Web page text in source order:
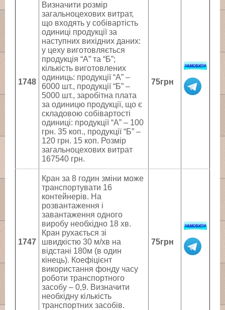
1748
Визначити розмір
загальноцехових витрат,
що входять у собівартість
одиниці продукції за
наступних вихідних даних:
у цеху виготовляється
продукція “А” та “Б”;
кількість виготовлених
одиниць: продукції “А” –
6000 шт., продукції “Б” –
5000 шт., заробітна плата
за одиницю продукції, що є
складовою собівартості
одиниці: продукції “А” – 100
грн. 35 коп., продукції “Б” –
120 грн. 15 коп. Розмір
загальноцехових витрат
167540 грн.
75грн
1747
Кран за 8 годин зміни може
транспортувати 16
контейнерів. На
розвантаження і
завантаження одного
виробу необхідно 18 хв.
Кран рухається зі
швидкістю 30 м/хв на
відстані 180м (в один
кінець). Коефіцієнт
використання фонду часу
роботи транспортного
засобу – 0,9. Визначити
необхідну кількість
транспортних засобів.
75грн